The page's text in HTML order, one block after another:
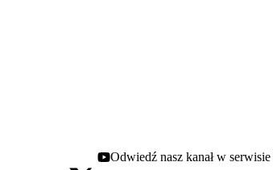
Youtube - otwiera się w nowej karcie
Odwiedź nasz kanał w